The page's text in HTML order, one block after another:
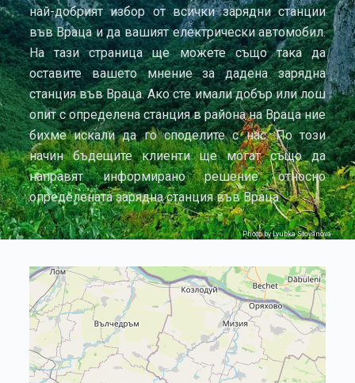
най-добрият избор от всички зарядни станции
във Враца и да вашият електрически автомобил.
На тази страница ще можете също така да
оставите вашето мнение за дадена зарядна
станция във Враца. Ако сте имали добър или лош
опит с определена станция в района на Враца ние
бихме искали да го споделите с нас. По този
начин бъдещите клиенти ще могат също да
направят информирано решение относно
определената зарядна станция във Враца.
Photo by Lyubka Stoyanova